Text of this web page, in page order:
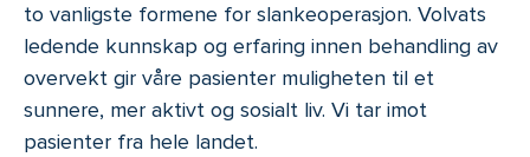
to vanligste formene for slankeoperasjon. Volvats
ledende kunnskap og erfaring innen behandling av
overvekt gir våre pasienter muligheten til et
sunnere, mer aktivt og sosialt liv. Vi tar imot
pasienter fra hele landet.